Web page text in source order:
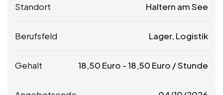
Standort Haltern am See
Berufsfeld Lager, Logistik
Gehalt 18,50 Euro -18,50 Euro / Stunde